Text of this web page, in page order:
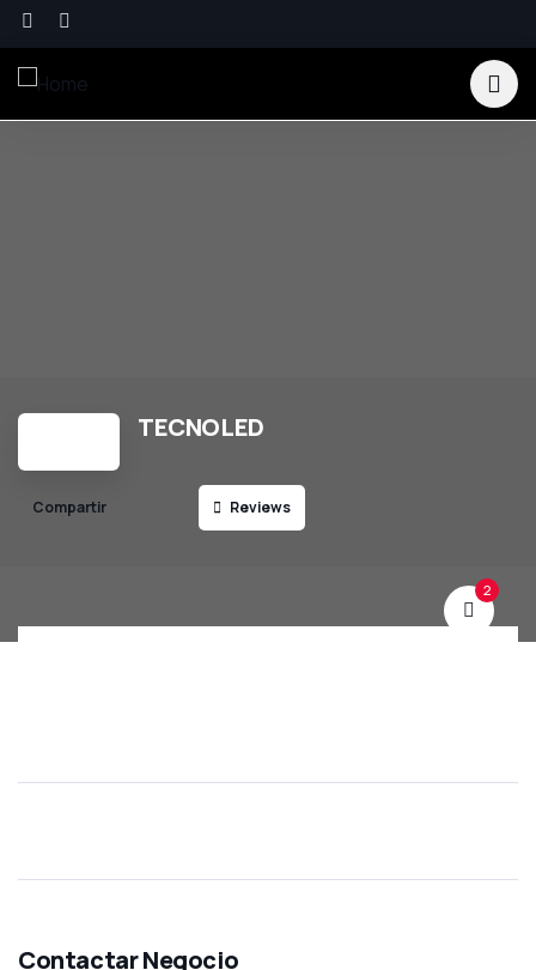
TECNOLED
Reviews
2